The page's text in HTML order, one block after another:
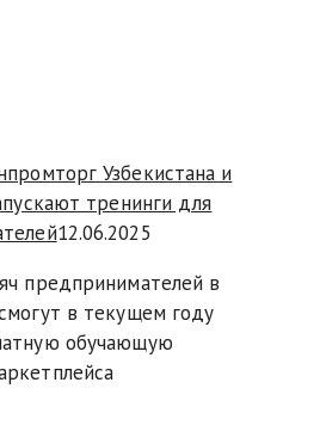
Узбекистана и
тренинги для
12.06.2025
предпринимателей в
в текущем году
обучающую